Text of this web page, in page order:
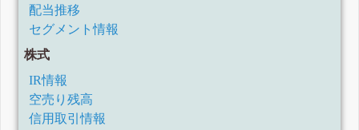
配当推移
セグメント情報
株式
IR情報
空売り残高
信用取引情報